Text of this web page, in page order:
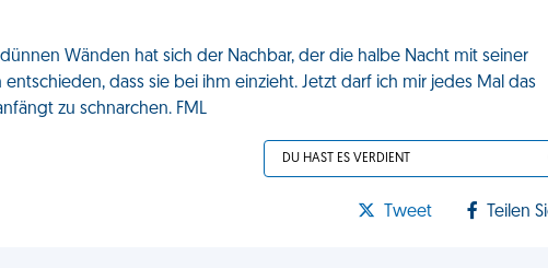
Wänden hat sich der Nachbar, der die halbe Nacht mit seiner
dass sie bei ihm einzieht. Jetzt darf ich mir jedes Mal das
zu schnarchen. FML
DU HAST ES VERDIENT
Tweet Teilen